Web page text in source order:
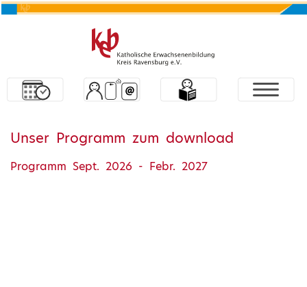
Unser Programm zum download
Programm Sept. 2026 - Febr. 2027